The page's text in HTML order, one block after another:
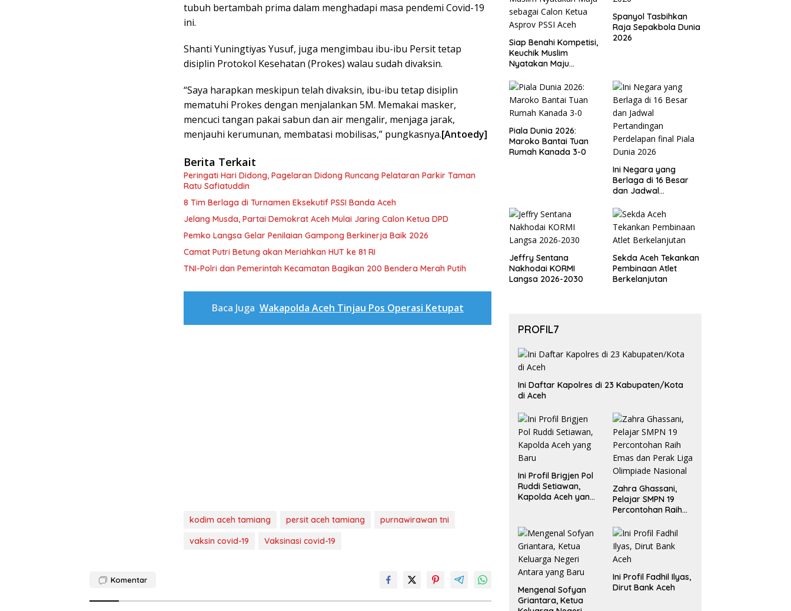
tubuh bertambah prima dalam menghadapi masa pendemi Covid-19
ini.
Shanti Yuningtiyas Yusuf, juga mengimbau ibu-ibu Persit tetap
disiplin Protokol Kesehatan (Prokes) walau sudah divaksin.
“Saya harapkan meskipun telah divaksin, ibu-ibu tetap disiplin
mematuhi Prokes dengan menjalankan 5M. Memakai masker,
mencuci tangan pakai sabun dan air mengalir, menjaga jarak,
menjauhi kerumunan, membatasi mobilisas,” pungkasnya.[Antoedy]
Berita Terkait
Peringati Hari Didong, Pagelaran Didong Runcang Pelataran Parkir Taman
Ratu Safiatuddin
8 Tim Berlaga di Turnamen Eksekutif PSSI Banda Aceh
Jelang Musda, Partai Demokrat Aceh Mulai Jaring Calon Ketua DPD
Pemko Langsa Gelar Penilaian Gampong Berkinerja Baik 2026
Camat Putri Betung akan Meriahkan HUT ke 81 RI
TNI-Polri dan Pemerintah Kecamatan Bagikan 200 Bendera Merah Putih
Baca Juga Wakapolda Aceh Tinjau Pos Operasi Ketupat
kodim aceh tamiang persit aceh tamiang
purnawirawan tni
vaksin covid-19
Vaksinasi covid-19
Komentar
Siap Benahi Kompetisi,
Keuchik Muslim
Nyatakan Maju
Asprov PSSI Aceh
Spanyol Tasbihkan
Raja Sepakbola Dunia
2026
Piala Dunia 2026:
Maroko Bantai Tuan
Rumah Kanada 3-0
Ini Negara yang
Berlaga di 16 Besar
dan Jadwal
Perdelapan final Piala
Dunia 2026
Jeffry Sentana
Nakhodai KORMI
Langsa 2026-2030
Sekda Aceh Tekankan
Pembinaan Atlet
Berkelanjutan
PROFIL7
Ini Daftar Kapolres di 23 Kabupaten/Kota
di Aceh
Ini Profil Brigjen Pol
Ruddi Setiawan,
Kapolda Aceh yang
Zahra Ghassani,
Pelajar SMPN 19
Percontohan Raih
Liga Olimpiade
Nasional
Mengenal Sofyan
Griantara, Ketua
Ini Profil Fadhil Ilyas,
Dirut Bank Aceh